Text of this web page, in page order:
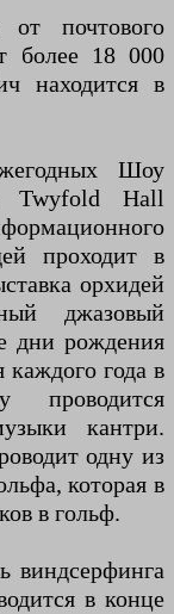
почтового
более 18 000
находится в
Шоу
Twyfold Hall
проходит в
орхидей
джазовый
дни рождения
года в
проводится
кантри.
одну из
которая в
в гольф.
виндсерфинга
в конце